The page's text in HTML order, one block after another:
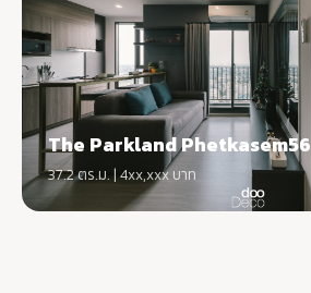
The Parkland Phetkasem56
37.2 ตร.ม. | 4xx,xxx บาท